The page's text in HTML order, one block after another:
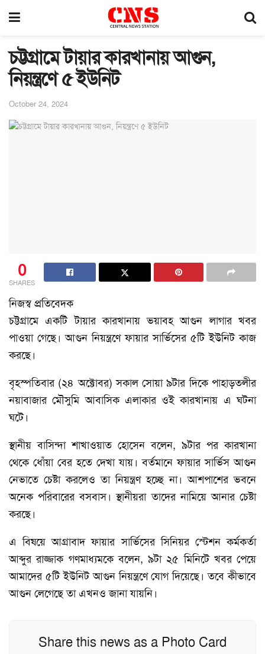
চট্টগ্রামে টায়ার কারখানায় আগুন,
নিয়ন্ত্রণে ৫ ইউনিট
October 24, 2024
0
SHARES
নিজস্ব প্রতিবেদক
চট্টগ্রামে একটি টায়ার কারখানায় ভয়াবহ আগুন লাগার খবর
পাওয়া গেছে। আগুন নিয়ন্ত্রণে ফায়ার সার্ভিসের ৫টি ইউনিট কাজ
করছে।
বৃহস্পতিবার (২৪ অক্টোবর) সকাল সোয়া ৯টার দিকে পাহাড়তলীর
নয়াবাজার মৌসুমি আবাসিক এলাকার ওই কারখানায় এ ঘটনা
ঘটে।
স্থানীয় বাসিন্দা শাখাওয়াত হোসেন বলেন, ৯টার পর কারখানা
থেকে ধোঁয়া বের হতে দেখা যায়। বর্তমানে ফায়ার সার্ভিস আগুন
নেভাতে চেষ্টা করলেও তা নিয়ন্ত্রণ হচ্ছে না। আশপাশের ভবনে
অনেক পরিবারের বসবাস। স্থানীয়রা তাদের নামিয়ে আনার চেষ্টা
করছে।
এ বিষয়ে আগ্রাবাদ ফায়ার সার্ভিসের সিনিয়র স্টেশন কর্মকর্তা
আব্দুর রাজ্জাক গণমাধ্যমকে বলেন, ৯টা ২৫ মিনিটে খবর পেয়ে
আমাদের ৫টি ইউনিট আগুন নিয়ন্ত্রণে যোগ দিয়েছে। তবে কীভাবে
আগুন লেগেছে তা এখনও জানা যায়নি।
Share this news as a Photo Card